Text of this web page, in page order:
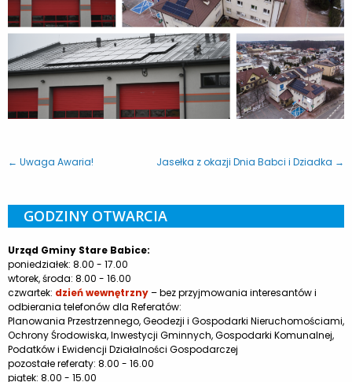
← Uwaga Awaria! Jasełka z okazji Dnia Babci i Dziadka →
GODZINY OTWARCIA
Urząd Gminy Stare Babice:
poniedziałek: 8.00 - 17.00
wtorek, środa: 8.00 - 16.00
czwartek: dzień wewnętrzny– bez przyjmowania interesantów i
odbierania telefonów dla Referatów:
Planowania Przestrzennego, Geodezji i Gospodarki Nieruchomościami,
Ochrony Środowiska, Inwestycji Gminnych, Gospodarki Komunalnej,
Podatków i Ewidencji Działalności Gospodarczej
pozostałe referaty: 8.00 - 16.00
piątek: 8.00 - 15.00